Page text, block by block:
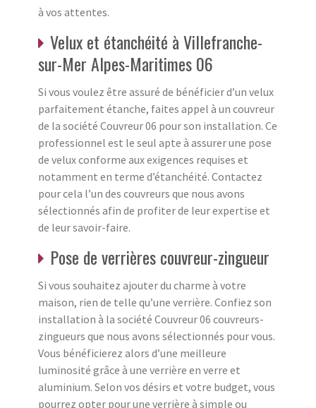
à vos attentes.
Velux et étanchéité à Villefranche-
sur-Mer Alpes-Maritimes 06
Si vous voulez être assuré de bénéficier d’un velux
parfaitement étanche, faites appel à un couvreur
de la société Couvreur 06 pour son installation. Ce
professionnel est le seul apte à assurer une pose
de velux conforme aux exigences requises et
notamment en terme d’étanchéité. Contactez
pour cela l’un des couvreurs que nous avons
sélectionnés afin de profiter de leur expertise et
de leur savoir-faire.
Pose de verrières couvreur-zingueur
Si vous souhaitez ajouter du charme à votre
maison, rien de telle qu’une verrière. Confiez son
installation à la société Couvreur 06 couvreurs-
zingueurs que nous avons sélectionnés pour vous.
Vous bénéficierez alors d’une meilleure
luminosité grâce à une verrière en verre et
aluminium. Selon vos désirs et votre budget, vous
pourrez opter pour une verrière à simple ou